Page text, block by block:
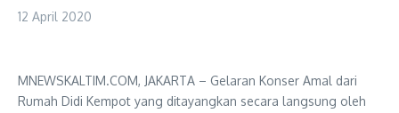
12 April 2020
MNEWSKALTIM.COM, JAKARTA – Gelaran Konser Amal dari
Rumah Didi Kempot yang ditayangkan secara langsung oleh